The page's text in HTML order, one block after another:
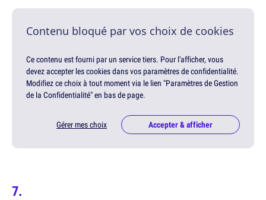
Contenu bloqué par vos choix de cookies
Ce contenu est fourni par un service tiers. Pour l'afficher, vous
devez accepter les cookies dans vos paramètres de confidentialité.
Modifiez ce choix à tout moment via le lien "Paramètres de Gestion
de la Confidentialité" en bas de page.
Gérer mes choix Accepter & afficher